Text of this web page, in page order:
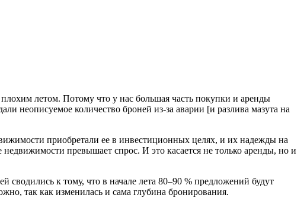
летом. Потому что у нас большая часть покупки и аренды
неописуемое количество броней из-за аварии [и разлива мазута на
приобретали ее в инвестиционных целях, и их надежды на
превышает спрос. И это касается не только аренды, но и
сводились к тому, что в начале лета 80–90 % предложений будут
так как изменилась и сама глубина бронирования.